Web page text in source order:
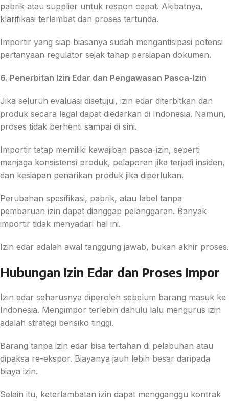
pabrik atau supplier untuk respon cepat. Akibatnya,
klarifikasi terlambat dan proses tertunda.
Importir yang siap biasanya sudah mengantisipasi potensi
pertanyaan regulator sejak tahap persiapan dokumen.
6. Penerbitan Izin Edar dan Pengawasan Pasca-Izin
Jika seluruh evaluasi disetujui, izin edar diterbitkan dan
produk secara legal dapat diedarkan di Indonesia. Namun,
proses tidak berhenti sampai di sini.
Importir tetap memiliki kewajiban pasca-izin, seperti
menjaga konsistensi produk, pelaporan jika terjadi insiden,
dan kesiapan penarikan produk jika diperlukan.
Perubahan spesifikasi, pabrik, atau label tanpa
pembaruan izin dapat dianggap pelanggaran. Banyak
importir tidak menyadari hal ini.
Izin edar adalah awal tanggung jawab, bukan akhir proses.
Hubungan Izin Edar dan Proses Impor
Izin edar seharusnya diperoleh sebelum barang masuk ke
Indonesia. Mengimpor terlebih dahulu lalu mengurus izin
adalah strategi berisiko tinggi.
Barang tanpa izin edar bisa tertahan di pelabuhan atau
dipaksa re-ekspor. Biayanya jauh lebih besar daripada
biaya izin.
Selain itu, keterlambatan izin dapat mengganggu kontrak